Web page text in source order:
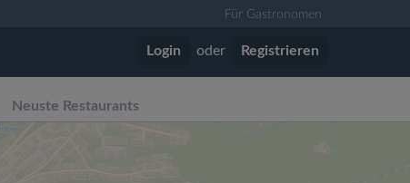
Für Gastronomen
Login oder Registrieren
Neuste Restaurants